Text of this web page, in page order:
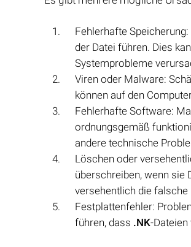
Fehlerhafte Speicherung:
der Datei führen. Dies
Systemprobleme
Viren oder Malware:
können auf den
Fehlerhafte Software:
ordnungsgemäß
andere technische
Löschen oder
überschreiben, wenn sie
versehentlich die
Festplattenfehler:
führen, dass .NK-